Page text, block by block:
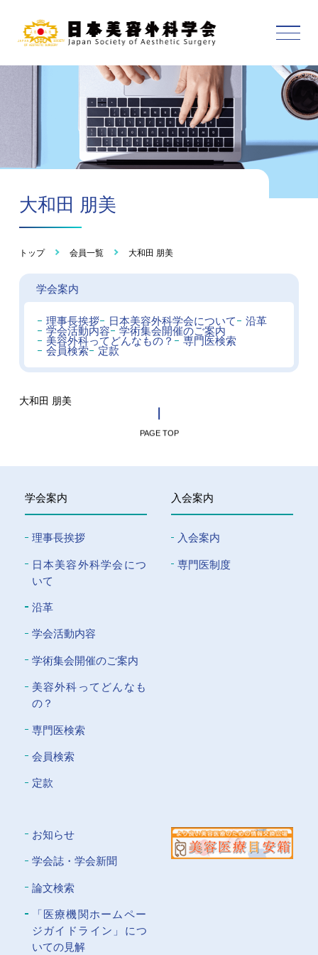
大和田 朋美
トップ 会員一覧 大和田 朋美
学会案内
理事長挨拶 日本美容外科学会について
沿革
学会活動内容
学術集会開催のご案内
美容外科ってどんなもの？
専門医検索
会員検索
定款
大和田 朋美
PAGE TOP
学会案内
理事長挨拶
⽇本美容外科学会につ
いて
沿革
学会活動内容
学術集会開催のご案内
美容外科ってどんなも
の？
専門医検索
会員検索
定款
入会案内
入会案内
専門医制度
お知らせ
学会誌・学会新聞
論文検索
「医療機関ホームペー
ジガイドライン」につ
いての⾒解